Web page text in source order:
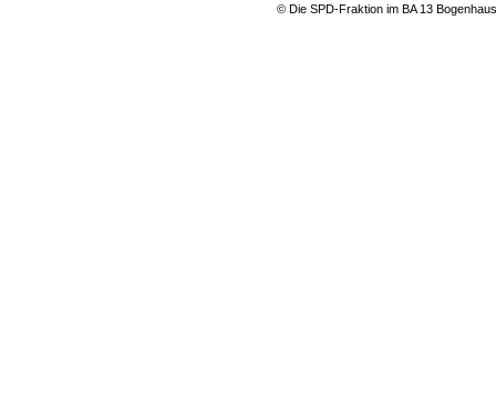
© Die SPD-Fraktion im BA 13